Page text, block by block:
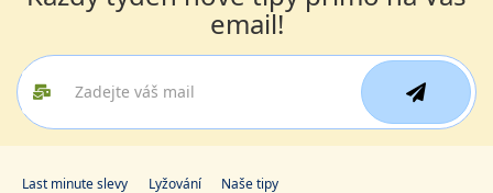
sobota - sobota
letecky (Vídeň)
16 731 Kč
cena za 8 dní (7 nocí) vyprodáno
29.08. - 09.09.2026
sobota - středa
letecky (Praha)
email!
Last minute slevy Lyžování Naše tipy